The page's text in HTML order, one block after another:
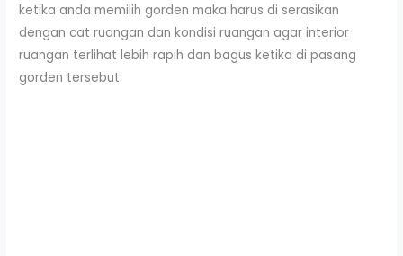
ketika anda memilih gorden maka harus di serasikan
dengan cat ruangan dan kondisi ruangan agar interior
ruangan terlihat lebih rapih dan bagus ketika di pasang
gorden tersebut.